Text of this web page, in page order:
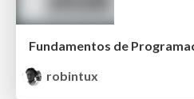
robintux